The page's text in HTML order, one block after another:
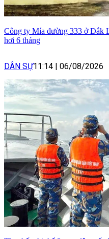
Công ty Mía đường 333 ở Đắk
hơi 6 tháng
DÂN SỰ11:14 06/08/2026